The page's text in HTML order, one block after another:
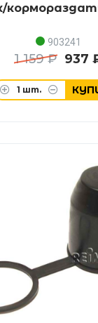
903241
1 159 ₽ 937
1 шт.